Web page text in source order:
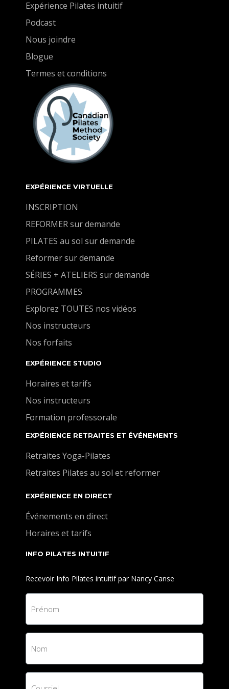
Expérience Pilates intuitif
Podcast
Nous joindre
Blogue
Termes et conditions
EXPÉRIENCE VIRTUELLE
INSCRIPTION
REFORMER sur demande
PILATES au sol sur demande
Reformer sur demande
SÉRIES + ATELIERS sur demande
PROGRAMMES
Explorez TOUTES nos vidéos
Nos instructeurs
Nos forfaits
EXPÉRIENCE STUDIO
Horaires et tarifs
Nos instructeurs
Formation professorale
EXPÉRIENCE RETRAITES ET ÉVÉNEMENTS
Retraites Yoga-Pilates
Retraites Pilates au sol et reformer
EXPÉRIENCE EN DIRECT
Événements en direct
Horaires et tarifs
INFO PILATES INTUITIF
Recevoir Info Pilates intuitif par Nancy Canse